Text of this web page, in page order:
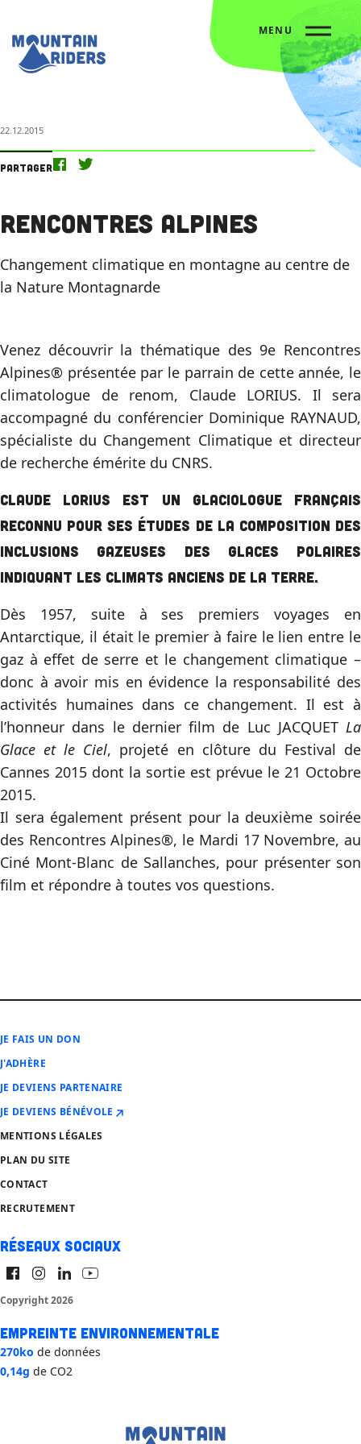
MENU
22.12.2015
Partager
Rencontres Alpines
Changement climatique en montagne au centre de
la Nature Montagnarde
Venez découvrir la thématique des 9e Rencontres
Alpines® présentée par le parrain de cette année, le
climatologue de renom, Claude LORIUS. Il sera
accompagné du conférencier Dominique RAYNAUD,
spécialiste du Changement Climatique et directeur
de recherche émérite du CNRS.
Claude LORIUS est un glaciologue français
reconnu pour ses études de la composition des
inclusions gazeuses des glaces polaires
indiquant les climats anciens de la Terre.
Dès 1957, suite à ses premiers voyages en
Antarctique, il était le premier à faire le lien entre le
gaz à effet de serre et le changement climatique –
donc à avoir mis en évidence la responsabilité des
activités humaines dans ce changement. Il est à
l’honneur dans le dernier film de Luc JACQUETLa
Glace et le Ciel, projeté en clôture du Festival de
Cannes 2015 dont la sortie est prévue le 21 Octobre
2015.
Il sera également présent pour la deuxième soirée
des Rencontres Alpines®, le Mardi 17 Novembre, au
Ciné Mont-Blanc de Sallanches, pour présenter son
film et répondre à toutes vos questions.
JE FAIS UN DON
J'ADHÈRE
JE DEVIENS PARTENAIRE
JE DEVIENS BÉNÉVOLE
MENTIONS LÉGALES
PLAN DU SITE
CONTACT
RECRUTEMENT
Réseaux sociaux
Copyright 2026
Empreinte environnementale
270ko de données
0,14g de CO2